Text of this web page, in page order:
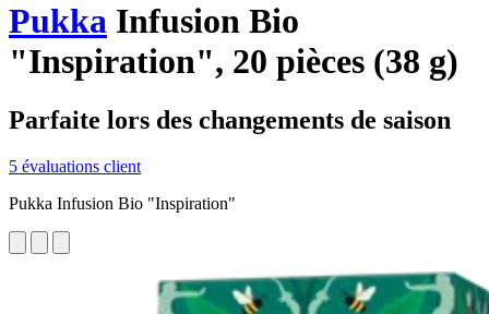
Pukka Infusion Bio
"Inspiration", 20 pièces (38 g)
Parfaite lors des changements de saison
5 évaluations client
Pukka Infusion Bio "Inspiration"